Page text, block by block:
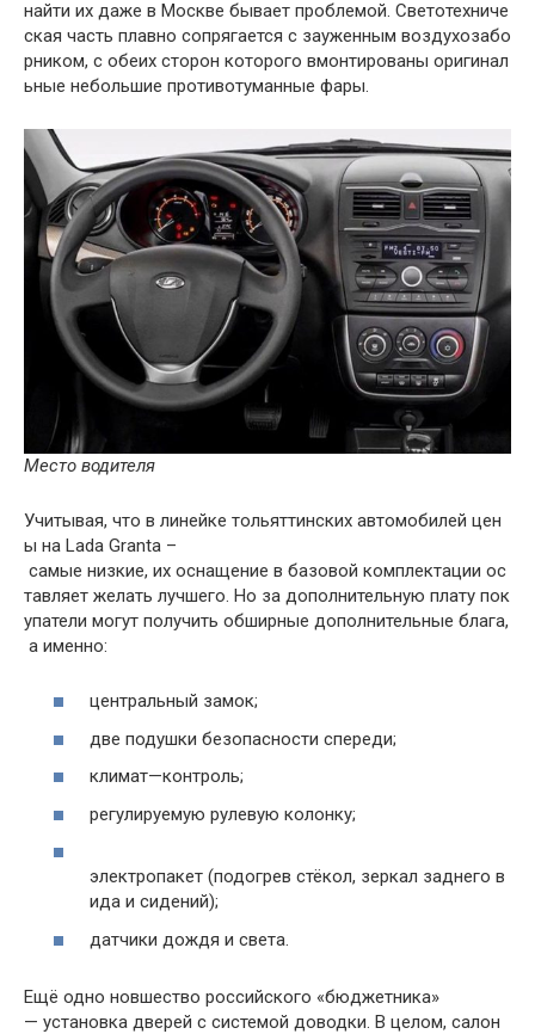
найти их даже в Москве бывает проблемой. Светотехниче
ская часть плавно сопрягается с зауженным воздухозабо
рником, с обеих сторон которого вмонтированы оригинал
ьные небольшие противотуманные фары.
Место водителя
Учитывая, что в линейке тольяттинских автомобилей цен
ы на Lada Granta –
самые низкие, их оснащение в базовой комплектации ос
тавляет желать лучшего. Но за дополнительную плату пок
упатели могут получить обширные дополнительные блага,
а именно:
центральный замок;
две подушки безопасности спереди;
климат—контроль;
регулируемую рулевую колонку;
электропакет (подогрев стёкол, зеркал заднего в
ида и сидений);
датчики дождя и света.
Ещё одно новшество российского «бюджетника»
— установка дверей с системой доводки. В целом, салон